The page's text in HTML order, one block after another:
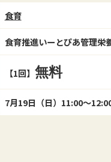
食育
食育推進いーとぴあ管理栄
【1回】 無料
7月19日（日）11:00～